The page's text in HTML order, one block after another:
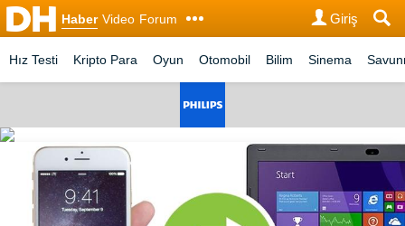
Haber Video Forum Giriş
Hız Testi Kripto Para Oyun Otomobil Bilim Sinema